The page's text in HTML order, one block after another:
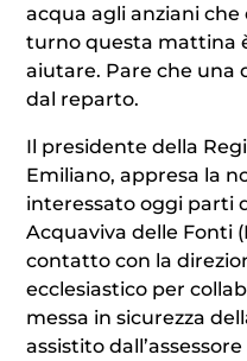
acqua agli anziani che
turno questa mattina
aiutare. Pare che
dal reparto.
Il presidente della
Emiliano, appresa la
interessato oggi parti
Acquaviva delle Fonti
contatto con la
ecclesiastico per
messa in sicurezza
assistito